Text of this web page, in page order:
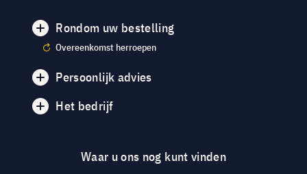
Rondom uw bestelling
Overeenkomst herroepen
Persoonlijk advies
Het bedrijf
Waar u ons nog kunt vinden